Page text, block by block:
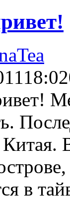
18:02
Китая.
в